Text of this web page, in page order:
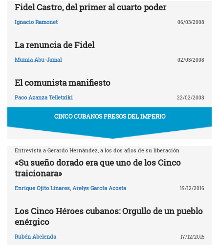
Fidel Castro, del primer al cuarto poder
Ignacio Ramonet 06/03/2008
La renuncia de Fidel
Mumia Abu-Jamal 02/03/2008
El comunista manifiesto
Paco Azanza Telletxiki 22/02/2008
CINCO CUBANOS PRESOS DEL IMPERIO
Entrevista a Gerardo Hernández, a los dos años de su liberación
«Su sueño dorado era que uno de los Cinco
traicionara»
Enrique Ojito Linares, Arelys García Acosta 19/12/2016
Los Cinco Héroes cubanos: Orgullo de un pueblo
enérgico
Rubén Abelenda 17/12/2015